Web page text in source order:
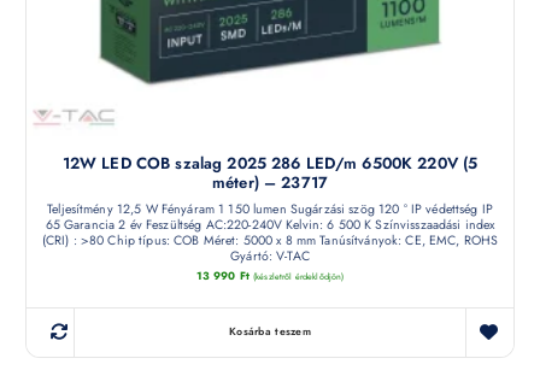
12W LED COB szalag 2025 286 LED/m 6500K 220V (5
méter) – 23717
Teljesítmény 12,5 W Fényáram 1 150 lumen Sugárzási szög 120 ° IP védettség IP
65 Garancia 2 év Feszültség AC:220-240V Kelvin: 6 500 K Színvisszaadási index
(CRI) : >80 Chip típus: COB Méret: 5000 x 8 mm Tanúsítványok: CE, EMC, ROHS
Gyártó: V-TAC
13 990 Ft (készletről érdeklődjön)
Kosárba teszem